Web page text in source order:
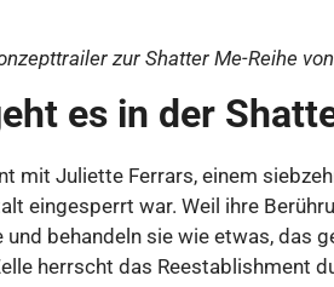
zur Shatter Me-Reihe
es in der
mit Juliette Ferrars, einem
eingesperrt war. Weil ihre
und behandeln sie wie etwas, das
herrscht das Reestablishment